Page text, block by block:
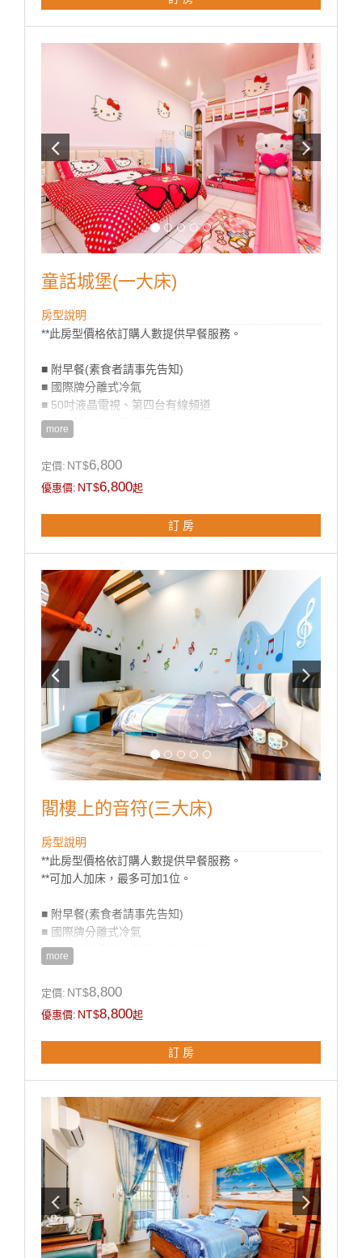
童話城堡(一大床)
房型說明
**此房型價格依訂購人數提供早餐服務。
■ 附早餐(素食者請事先告知)
■ 國際牌分離式冷氣
■ 50吋液晶電視、第四台有線頻道
■ 獨立筒床墊、高級羽絨被、乳膠枕
■ 乾溼分離衛浴設備
■ 盥洗用品
■ 無線WIFI上網
■ 獨立陽台
more
定價: NT$6,800
優惠價: NT$6,800起
訂 房
閣樓上的音符(三大床)
房型說明
**此房型價格依訂購人數提供早餐服務。
**可加人加床，最多可加1位。
■ 附早餐(素食者請事先告知)
■ 國際牌分離式冷氣
■ 50吋液晶電視、第四台有線頻道
■ 獨立筒床墊、高級羽絨被、乳膠枕
■ 乾溼分離衛浴設備
■ 茶包、咖啡包、礦泉水
■ 無線WIFI上網
more
定價: NT$8,800
優惠價: NT$8,800起
訂 房